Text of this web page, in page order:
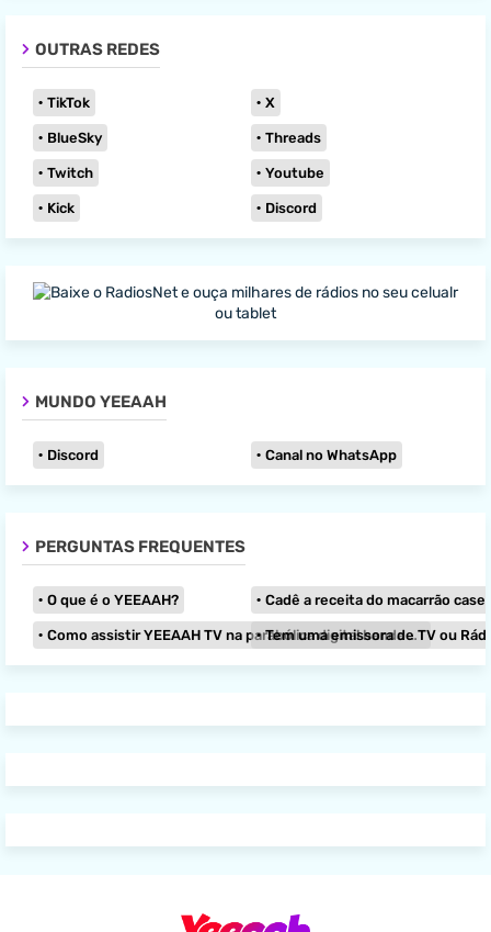
OUTRAS REDES
TikTok X
BlueSky Threads
Twitch Youtube
Kick Discord
MUNDO YEEAAH
Discord Canal no WhatsApp
PERGUNTAS FREQUENTES
O que é o YEEAAH? Cadê a receita do macarrão caseiro
Como assistir YEEAAH TV na parabólica digital banda KU?
Tem uma emissora de TV ou Rádio